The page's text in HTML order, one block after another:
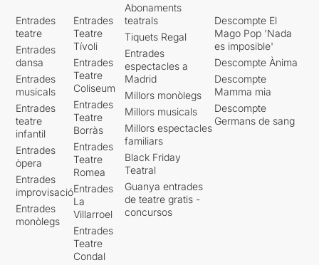
Entrades
teatre
Entrades
dansa
Entrades
musicals
Entrades
teatre
infantil
Entrades
òpera
Entrades
improvisació
Entrades
monòlegs
Entrades
Teatre
Tívoli
Entrades
Teatre
Coliseum
Entrades
Teatre
Borràs
Entrades
Teatre
Romea
Entrades
La
Villarroel
Entrades
Teatre
Condal
Abonaments
teatrals
Tiquets Regal
Entrades
espectacles a
Madrid
Millors monòlegs
Millors musicals
Millors espectacles
familiars
Black Friday
Teatral
Guanya entrades
de teatre gratis -
concursos
Descompte El
Mago Pop 'Nada
es imposible'
Descompte Ànima
Descompte
Mamma mia
Descompte
Germans de sang